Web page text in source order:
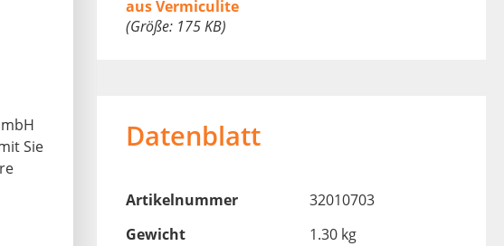
Sie
aus Vermiculite
(Größe: 175 KB)
Datenblatt
Artikelnummer
32010703
Gewicht
1.30 kg